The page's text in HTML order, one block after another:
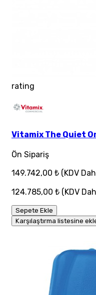
rating
Vitamix The Quiet
Ön Sipariş
149.742,00 ₺ (KDV
124.785,00 ₺ (KDV
Sepete Ekle
Karşılaştırma listesine